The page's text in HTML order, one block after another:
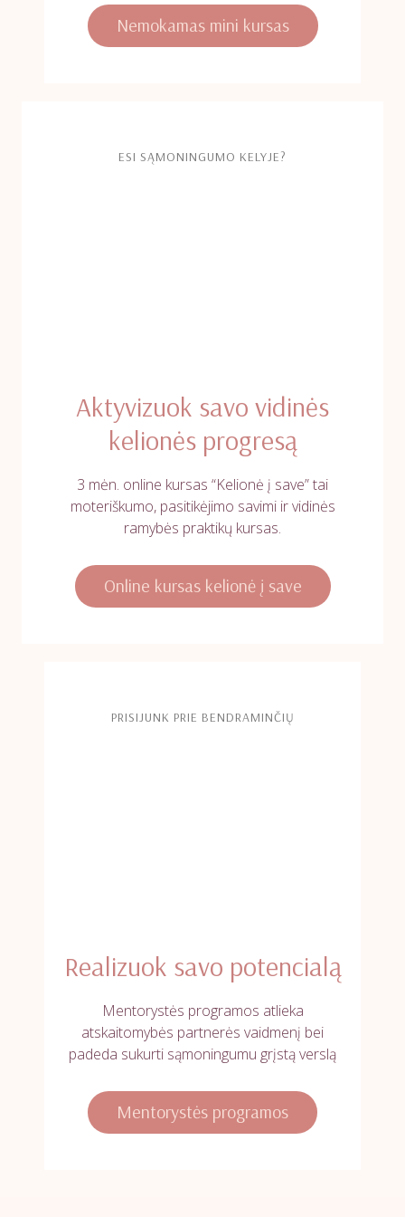
Nemokamas mini kursas
ESI SĄMONINGUMO KELYJE?
Aktyvizuok savo vidinės
kelionės progresą
3 mėn. online kursas “Kelionė į save” tai
moteriškumo, pasitikėjimo savimi ir vidinės
ramybės praktikų kursas.
Online kursas kelionė į save
PRISIJUNK PRIE BENDRAMINČIŲ
Realizuok savo potencialą
Mentorystės programos atlieka
atskaitomybės partnerės vaidmenį bei
padeda sukurti sąmoningumu grįstą verslą
Mentorystės programos